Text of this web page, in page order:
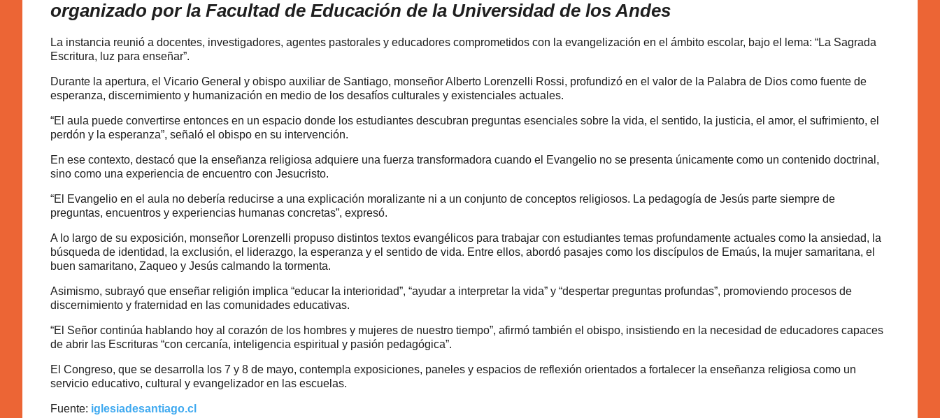
organizado por la Facultad de Educación de la Universidad de los Andes
La instancia reunió a docentes, investigadores, agentes pastorales y educadores comprometidos con la evangelización en el ámbito escolar, bajo el lema: “La Sagrada
Escritura, luz para enseñar”.
Durante la apertura, el Vicario General y obispo auxiliar de Santiago, monseñor Alberto Lorenzelli Rossi, profundizó en el valor de la Palabra de Dios como fuente de
esperanza, discernimiento y humanización en medio de los desafíos culturales y existenciales actuales.
“El aula puede convertirse entonces en un espacio donde los estudiantes descubran preguntas esenciales sobre la vida, el sentido, la justicia, el amor, el sufrimiento, el
perdón y la esperanza”, señaló el obispo en su intervención.
En ese contexto, destacó que la enseñanza religiosa adquiere una fuerza transformadora cuando el Evangelio no se presenta únicamente como un contenido doctrinal,
sino como una experiencia de encuentro con Jesucristo.
“El Evangelio en el aula no debería reducirse a una explicación moralizante ni a un conjunto de conceptos religiosos. La pedagogía de Jesús parte siempre de
preguntas, encuentros y experiencias humanas concretas”, expresó.
A lo largo de su exposición, monseñor Lorenzelli propuso distintos textos evangélicos para trabajar con estudiantes temas profundamente actuales como la ansiedad, la
búsqueda de identidad, la exclusión, el liderazgo, la esperanza y el sentido de vida. Entre ellos, abordó pasajes como los discípulos de Emaús, la mujer samaritana, el
buen samaritano, Zaqueo y Jesús calmando la tormenta.
Asimismo, subrayó que enseñar religión implica “educar la interioridad”, “ayudar a interpretar la vida” y “despertar preguntas profundas”, promoviendo procesos de
discernimiento y fraternidad en las comunidades educativas.
“El Señor continúa hablando hoy al corazón de los hombres y mujeres de nuestro tiempo”, afirmó también el obispo, insistiendo en la necesidad de educadores capaces
de abrir las Escrituras “con cercanía, inteligencia espiritual y pasión pedagógica”.
El Congreso, que se desarrolla los 7 y 8 de mayo, contempla exposiciones, paneles y espacios de reflexión orientados a fortalecer la enseñanza religiosa como un
servicio educativo, cultural y evangelizador en las escuelas.
Fuente: iglesiadesantiago.cl